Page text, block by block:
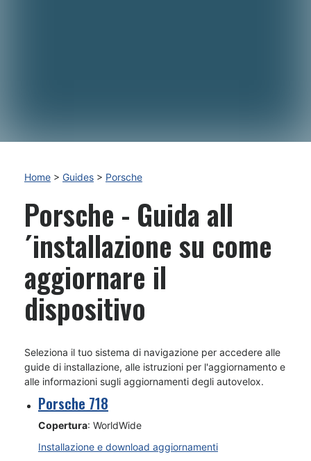
Home > Guides > Porsche
Porsche - Guida all
´installazione su come
aggiornare il
dispositivo
Seleziona il tuo sistema di navigazione per accedere alle
guide di installazione, alle istruzioni per l'aggiornamento e
alle informazioni sugli aggiornamenti degli autovelox.
Porsche 718
Copertura: WorldWide
Installazione e download aggiornamenti